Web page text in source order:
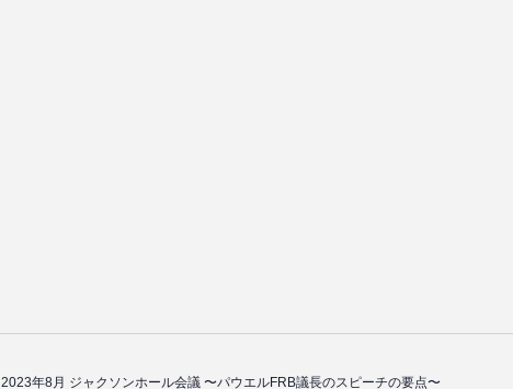
2023年8月 ジャクソンホール会議 〜パウエルFRB議長のスピーチの要点〜